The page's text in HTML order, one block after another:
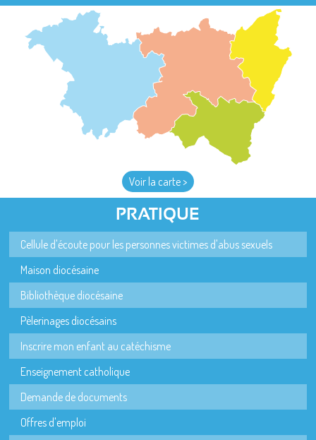
Voir la carte >
PRATIQUE
Cellule d'écoute pour les personnes victimes d'abus sexuels
Maison diocésaine
Bibliothèque diocésaine
Pèlerinages diocésains
Inscrire mon enfant au catéchisme
Enseignement catholique
Demande de documents
Offres d'emploi